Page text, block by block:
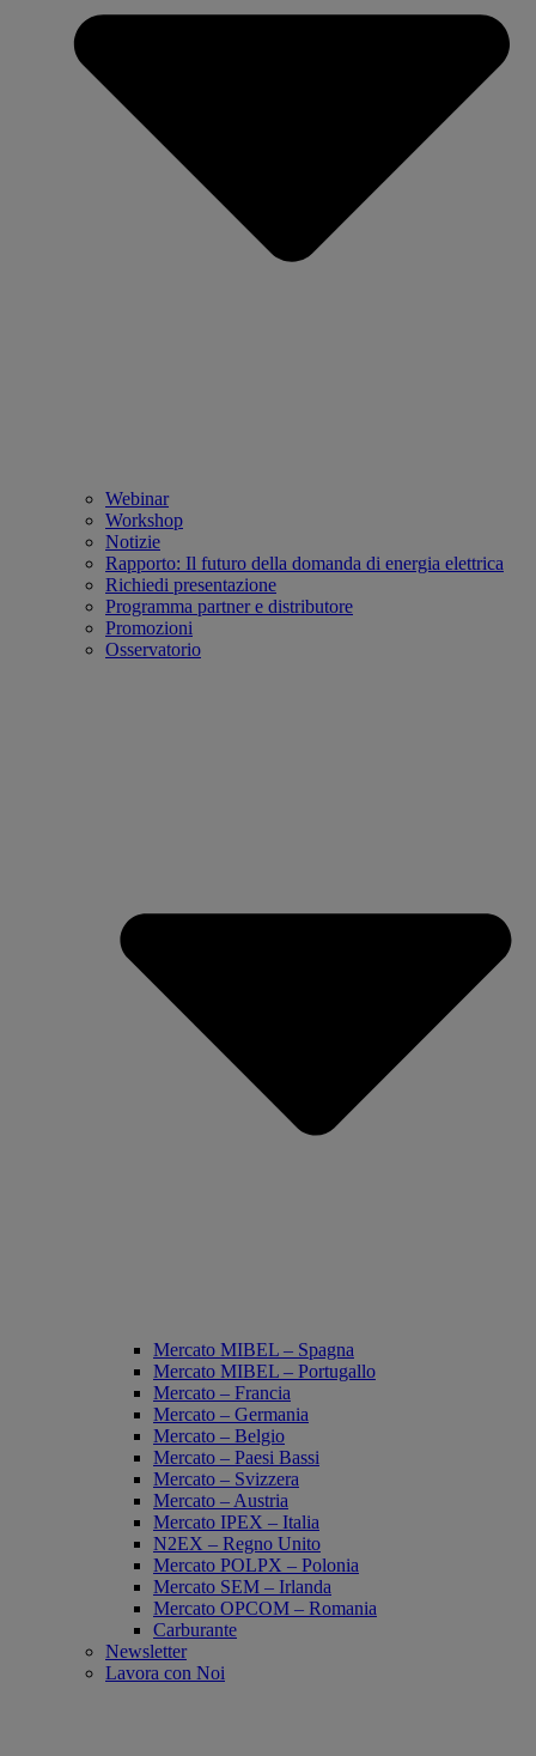
Webinar
Workshop
Notizie
Rapporto: Il futuro della domanda di energia elettrica
Richiedi presentazione
Programma partner e distributore
Promozioni
Osservatorio
Mercato MIBEL – Spagna
Mercato MIBEL – Portugallo
Mercato – Francia
Mercato – Germania
Mercato – Belgio
Mercato – Paesi Bassi
Mercato – Svizzera
Mercato – Austria
Mercato IPEX – Italia
N2EX – Regno Unito
Mercato POLPX – Polonia
Mercato SEM – Irlanda
Mercato OPCOM – Romania
Carburante
Newsletter
Lavora con Noi